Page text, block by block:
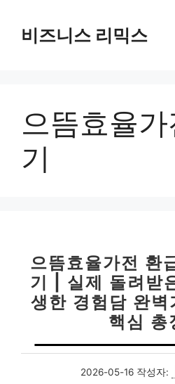
비즈니스 리믹스
으뜸효율
기
으뜸효율가전 환
기 | 실제 돌려받
생한 경험담 완벽
핵심 총
2026-05-16 작성자: